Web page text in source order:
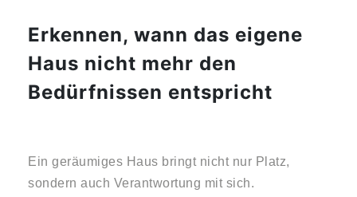
Erkennen, wann das eigene
Haus nicht mehr den
Bedürfnissen entspricht
Ein geräumiges Haus bringt nicht nur Platz,
sondern auch Verantwortung mit sich.